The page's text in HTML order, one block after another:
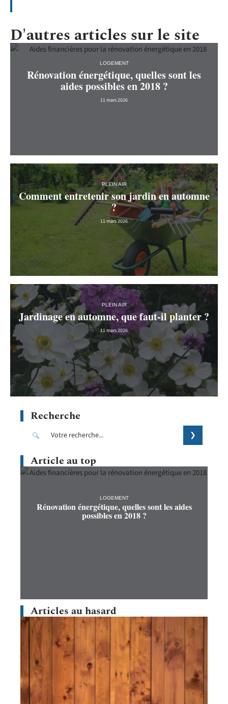
D'autres articles sur le site
LOGEMENT
Rénovation énergétique, quelles sont les
aides possibles en 2018 ?
11 mars 2026
PLEIN AIR
Comment entretenir son jardin en automne
?
11 mars 2026
PLEIN AIR
Jardinage en automne, que faut-il planter ?
11 mars 2026
Recherche
Article au top
LOGEMENT
Rénovation énergétique, quelles sont les aides
possibles en 2018 ?
Articles au hasard